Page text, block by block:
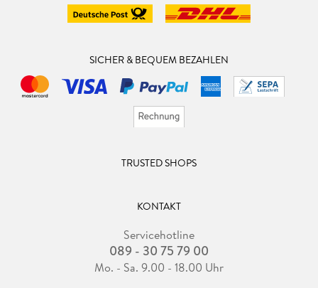
SICHER & BEQUEM BEZAHLEN
TRUSTED SHOPS
KONTAKT
Servicehotline
089 - 30 75 79 00
Mo. - Sa. 9.00 - 18.00 Uhr